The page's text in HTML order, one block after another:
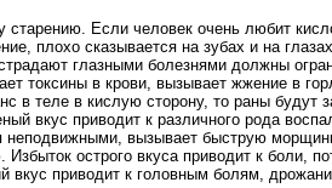
старению. Если человек очень любит
плохо сказывается на зубах и на
глазными болезнями должны
токсины в крови, вызывает жжение в
в теле в кислую сторону, то раны будут
вкус приводит к различного рода
неподвижными, вызывает быструю
острого вкуса приводит к боли,
вкус приводит к головным болям,